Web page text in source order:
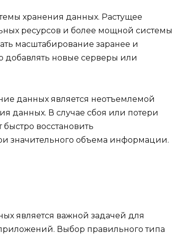
хранения данных. Растущее
ресурсов и более мощной системы
масштабирование заранее и
добавлять новые серверы или
данных является неотъемлемой
данных. В случае сбоя или потери
восстановить
значительного объема информации.
является важной задачей для
Выбор правильного типа